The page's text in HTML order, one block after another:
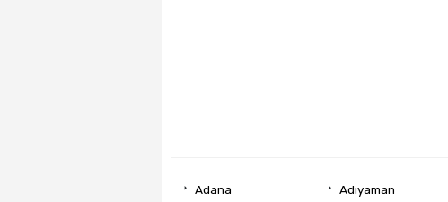
Adana Adıyaman